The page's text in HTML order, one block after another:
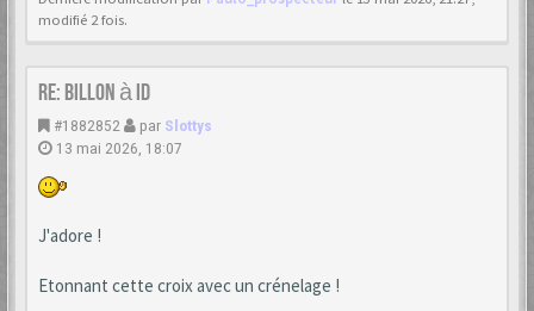
modifié 2 fois.
Re: Billon à ID
#1882852 par Slottys
13 mai 2026, 18:07
J'adore !
Etonnant cette croix avec un crénelage !